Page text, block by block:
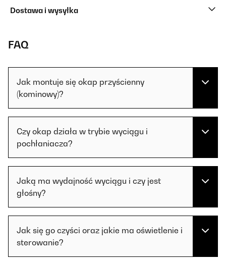
Dostawa i wysyłka
FAQ
Jak montuje się okap przyścienny
(kominowy)?
Czy okap działa w trybie wyciągu i
pochłaniacza?
Jaką ma wydajność wyciągu i czy jest
głośny?
Jak się go czyści oraz jakie ma oświetlenie i
sterowanie?